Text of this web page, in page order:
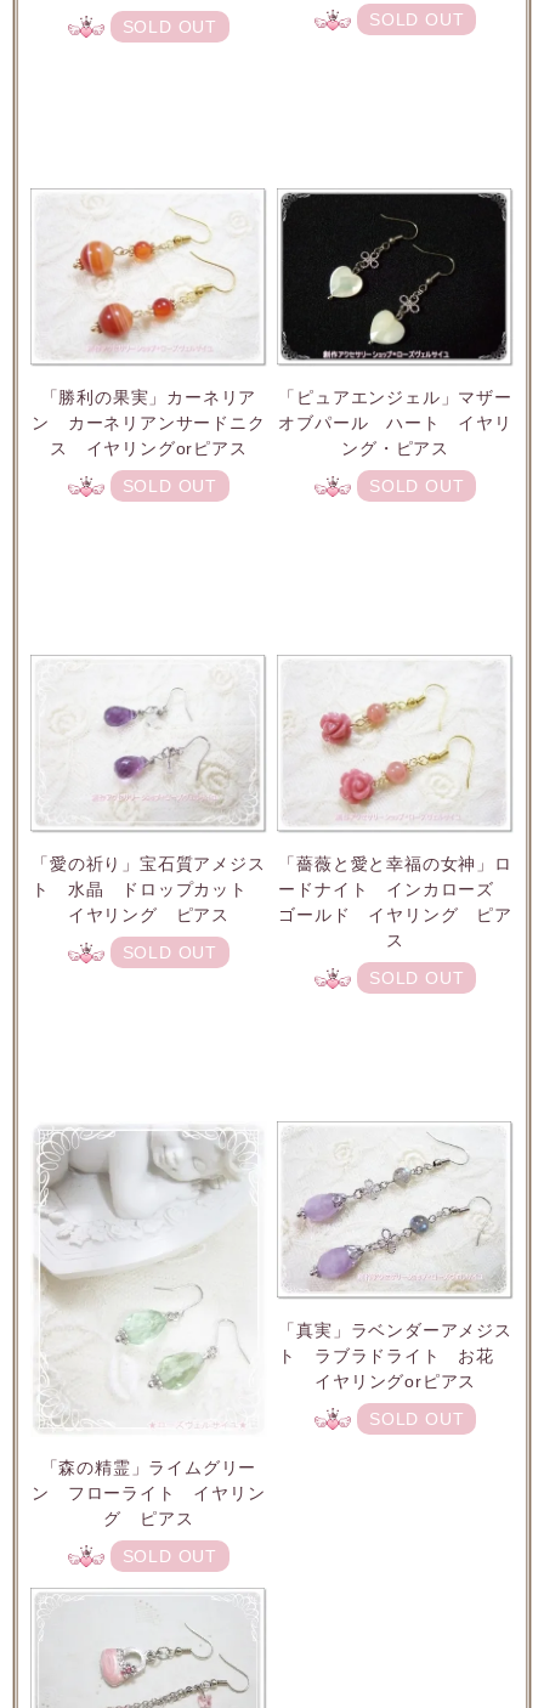
SOLD OUT
SOLD OUT
「勝利の果実」カーネリア
ン カーネリアンサードニク
ス イヤリングorピアス
SOLD OUT
「ピュアエンジェル」マザー
オブパール ハート イヤリ
ング・ピアス
SOLD OUT
「愛の祈り」宝石質アメジス
ト 水晶 ドロップカット
イヤリング ピアス
SOLD OUT
「薔薇と愛と幸福の女神」ロ
ードナイト インカローズ
ゴールド イヤリング ピア
ス
SOLD OUT
「森の精霊」ライムグリー
ン フローライト イヤリン
グ ピアス
SOLD OUT
「真実」ラベンダーアメジス
ト ラブラドライト お花
イヤリングorピアス
SOLD OUT